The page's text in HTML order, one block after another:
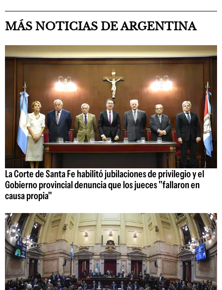
MÁS NOTICIAS DE ARGENTINA
La Corte de Santa Fe habilitó jubilaciones de privilegio y el
Gobierno provincial denuncia que los jueces "fallaron en
causa propia"